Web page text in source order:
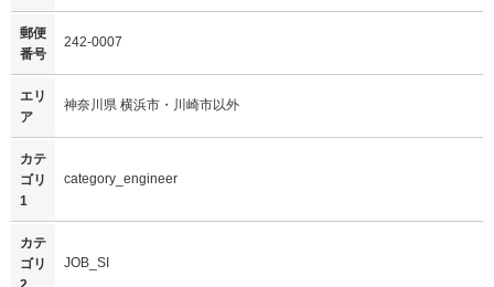
郵便
番号
242-0007
エリ
ア
神奈川県 横浜市・川崎市以外
カテ
ゴリ
1
category_engineer
カテ
ゴリ
JOB_SI